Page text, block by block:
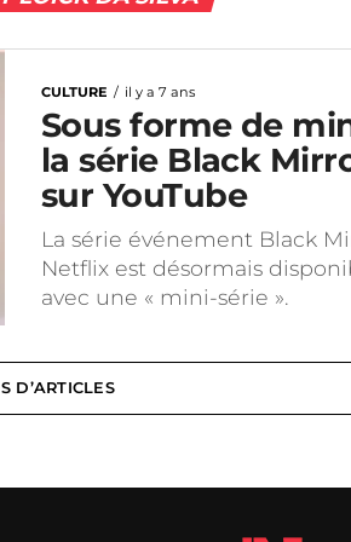
CULTURE il y a 7 ans
Sous forme de
la série Black
sur YouTube
La série événement Black
Netflix est désormais
avec une « mini-série ».
D’ARTICLES